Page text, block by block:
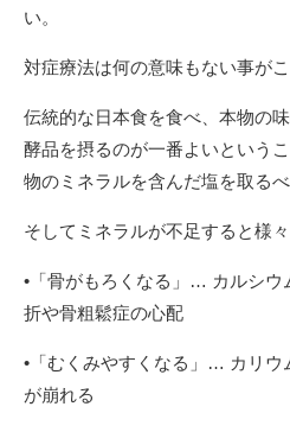
い。
対症療法は何の意味もない事が
伝統的な日本食を食べ、本物の
酵品を摂るのが一番よいという
物のミネラルを含んだ塩を取るべ
そしてミネラルが不足すると様
•「骨がもろくなる」… カルシウ
折や骨粗鬆症の心配
•「むくみやすくなる」… カリウ
が崩れる